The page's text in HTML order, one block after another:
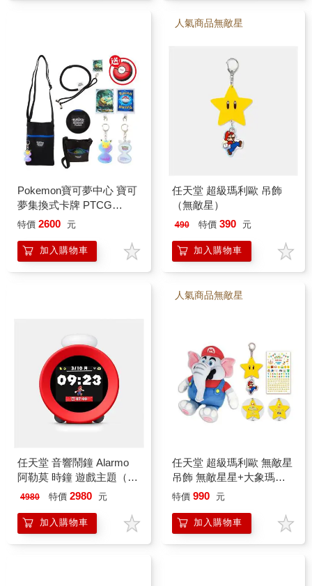
Pokemon寶可夢中心 寶可
夢集換式卡牌 PTCG
Pocket 皮卡丘 斜背包+手
圈 周邊
特價 2600 元
加入購物車
人氣商品無敵星
任天堂 超級瑪利歐 吊飾
（無敵星）
490 特價 390 元
加入購物車
任天堂 音響鬧鐘 Alarmo
阿勒莫 時鐘 遊戲主題（日
版）
4980 特價 2980 元
加入購物車
人氣商品無敵星
任天堂 超級瑪利歐 無敵星
吊飾 無敵星星+大象瑪利
歐娃娃
特價 990 元
加入購物車